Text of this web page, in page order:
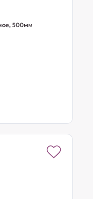
500мм